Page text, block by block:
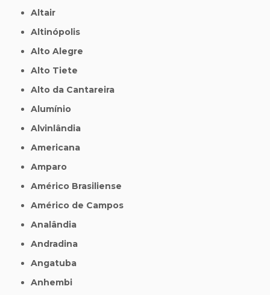
Altair
Altinópolis
Alto Alegre
Alto Tiete
Alto da Cantareira
Alumínio
Alvinlândia
Americana
Amparo
Américo Brasiliense
Américo de Campos
Analândia
Andradina
Angatuba
Anhembi